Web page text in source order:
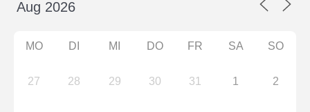
MO DI MI DO FR SA SO
27 28 29 30 31 1 2